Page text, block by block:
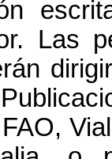
Las